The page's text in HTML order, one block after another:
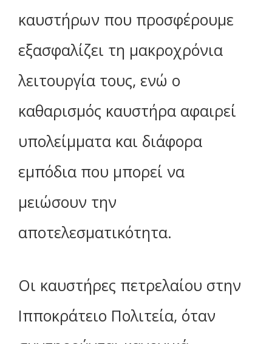
καυστήρων που προσφέρουμε
εξασφαλίζει τη μακροχρόνια
λειτουργία τους, ενώ ο
καθαρισμός καυστήρα αφαιρεί
υπολείμματα και διάφορα
εμπόδια που μπορεί να
μειώσουν την
αποτελεσματικότητα.
Οι καυστήρες πετρελαίου στην
Ιπποκράτειο Πολιτεία, όταν